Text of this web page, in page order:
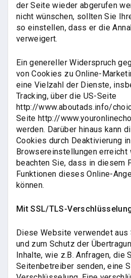
der Seite wieder abgerufen
nicht wünschen, sollten Sie
so einstellen, dass er die
verweigert.
Ein genereller Widerspruch
von Cookies zu Online-
eine Vielzahl der Dienste,
Tracking, über die US-Seite
http://www.aboutads.info/
Seite http://
werden. Darüber hinaus kann
Cookies durch Deaktivierung
Browsereinstellungen erreicht
beachten Sie, dass in diesem
Funktionen dieses Online-
können.
Mit SSL/TLS-
Diese Website verwendet aus
und zum Schutz der
Inhalte, wie z.B. Anfragen, die
Seitenbetreiber senden, eine